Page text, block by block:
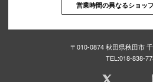
営業時間の異なるショッ
〒010-0874 秋田県秋田市
TEL:018-838-